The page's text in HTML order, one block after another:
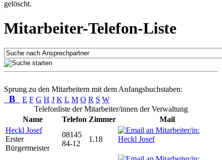
gelöscht.
Mitarbeiter-Telefon-Liste
Sprung zu den Mitarbeitern mit dem Anfangsbuchstaben:
B E F G H J K L M O R S W
Telefonliste der Mitarbeiter/innen der Verwaltung
Name
Telefon Zimmer
Mail
Heckl Josef
Erster
Bürgermeister
08145
84-12
1.18